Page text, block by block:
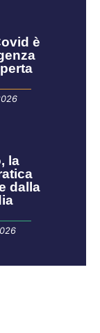
è
la
dalla